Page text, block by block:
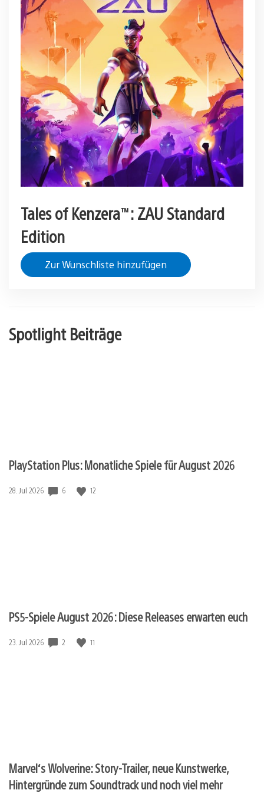
Tales of Kenzera™: ZAU Standard
Edition
Zur Wunschliste hinzufügen
Spotlight Beiträge
PlayStation Plus: Monatliche Spiele für August 2026
Veröffentlichungsdatum:
28. Jul 2026 6 12
PS5-Spiele August 2026: Diese Releases erwarten euch
Veröffentlichungsdatum:
23. Jul 2026 2 11
Marvel‘s Wolverine: Story-Trailer, neue Kunstwerke,
Hintergründe zum Soundtrack und noch viel mehr